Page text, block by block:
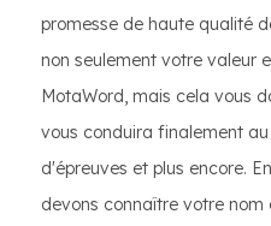
promesse de haute qualité
non seulement votre valeur
MotaWord, mais cela vous
vous conduira finalement
d'épreuves et plus encore.
devons connaître votre